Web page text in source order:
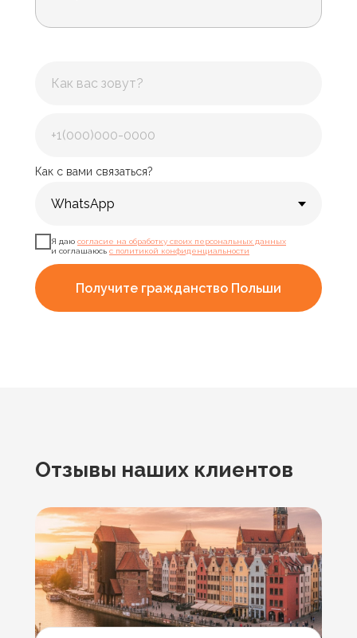
Как с вами связаться?
Я даю согласие на обработку своих персональных данных
и соглашаюсь с политикой конфиденциальности
Получите гражданство Польши
Отзывы наших клиентов